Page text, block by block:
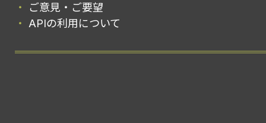
ご意見・ご要望
APIの利用について